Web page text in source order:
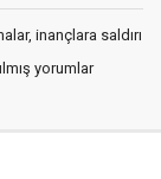
inançlara saldırı
yorumlar